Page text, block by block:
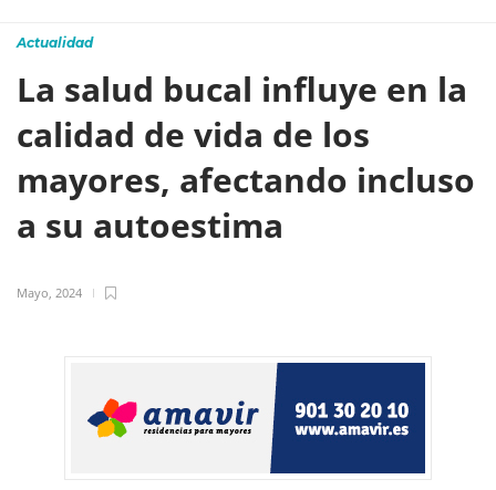
Actualidad
La salud bucal influye en la
calidad de vida de los
mayores, afectando incluso
a su autoestima
Mayo, 2024